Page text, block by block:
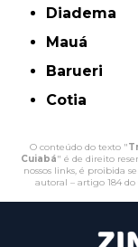
Diadema
Mauá
Barueri
Cotia
O conteúdo do texto "
Cuiabá" é de direito
nossos links, é proibida
autoral – artigo 184